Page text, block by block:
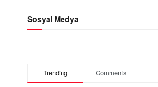
Sosyal Medya
Trending Comments